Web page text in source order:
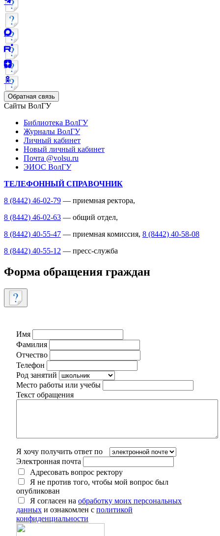
Обратная связь
Сайты ВолГУ
Библиотека ВолГУ
Журналы ВолГУ
Личный кабинет
Новый личный кабинет
Почта @volsu.ru
ЭИОС ВолГУ
ТЕЛЕФОННЫЙ СПРАВОЧНИК
8 (8442) 46-02-79 — приемная ректора,
8 (8442) 46-02-63 — общий отдел,
8 (8442) 40-55-47 — приемная комиссия, 8 (8442) 40-58-08
8 (8442) 40-55-12 — пресс-служба
Форма обращения граждан
Имя
Фамилия
Отчество
Телефон
Род занятий
Место работы или учебы
Текст обращения
Я хочу получить ответ по
Электронная почта
Адресовать вопрос ректору
Я не против того, чтобы мой вопрос был
опубликован
Я согласен на обработку моих персональных
данных и ознакомлен с политикой
конфиденциальности